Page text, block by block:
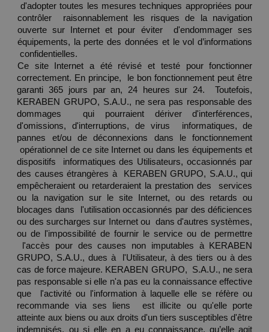
d'adopter toutes les mesures techniques appropriées pour
contrôler  raisonnablement les risques de la navigation
ouverte sur Internet et pour éviter  d'endommager ses
équipements, la perte des données et le vol d’informations
confidentielles.
Ce site Internet a été révisé et testé pour fonctionner
correctement. En principe,  le bon fonctionnement peut être
garanti 365 jours par an, 24 heures sur 24.  Toutefois,
KERABEN GRUPO, S.A.U., ne sera pas responsable des
dommages  qui pourraient dériver d'interférences,
d'omissions, d'interruptions, de virus  informatiques, de
pannes et/ou de déconnexions dans le fonctionnement
opérationnel de ce site Internet ou dans les équipements et
dispositifs  informatiques des Utilisateurs, occasionnés par
des causes étrangères à  KERABEN GRUPO, S.A.U., qui
empêcheraient ou retarderaient la prestation des  services
ou la navigation sur le site Internet, ou des retards ou
blocages dans  l'utilisation occasionnés par des déficiences
ou des surcharges sur Internet ou  dans d'autres systèmes,
ou de l'impossibilité de fournir le service ou de permettre
l'accès pour des causes non imputables à KERABEN
GRUPO, S.A.U., dues à  l'Utilisateur, à des tiers ou à des
cas de force majeure. KERABEN GRUPO,  S.A.U., ne sera
pas responsable si elle n'a pas eu la connaissance effective
que  l'activité ou l'information à laquelle elle se réfère ou
recommande via ses liens  est illicite ou qu'elle porte
atteinte aux biens ou aux droits d'un tiers susceptibles d'être
indemnisés, ou si elle en a eu connaissance, qu’elle agit